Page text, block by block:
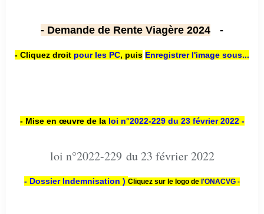
- Demande de Rente Viagère 2024 -
- Cliquez droit pour les PC, puis Enregistrer l'image sous...
- Mise en œuvre de la loi n°2022-229 du 23 février 2022 -
loi n°2022-229 du 23 février 2022
- Dossier Indemnisation ) Cliquez sur le logo de l'ONACVG -